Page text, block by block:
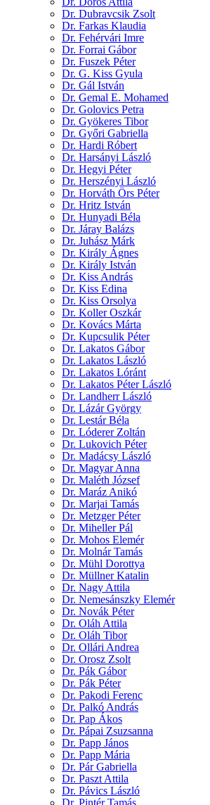
Dr. Dubravcsik Zsolt
Dr. Farkas Klaudia
Dr. Fehérvári Imre
Dr. Forrai Gábor
Dr. Fuszek Péter
Dr. G. Kiss Gyula
Dr. Gál István
Dr. Gemal E. Mohamed
Dr. Golovics Petra
Dr. Gyökeres Tibor
Dr. Győri Gabriella
Dr. Hardi Róbert
Dr. Harsányi László
Dr. Hegyi Péter
Dr. Herszényi László
Dr. Horváth Örs Péter
Dr. Hritz István
Dr. Hunyadi Béla
Dr. Járay Balázs
Dr. Juhász Márk
Dr. Király Ágnes
Dr. Király István
Dr. Kiss András
Dr. Kiss Edina
Dr. Kiss Orsolya
Dr. Koller Oszkár
Dr. Kovács Márta
Dr. Kupcsulik Péter
Dr. Lakatos Gábor
Dr. Lakatos László
Dr. Lakatos Lóránt
Dr. Lakatos Péter László
Dr. Landherr László
Dr. Lázár György
Dr. Lestár Béla
Dr. Lóderer Zoltán
Dr. Lukovich Péter
Dr. Madácsy László
Dr. Magyar Anna
Dr. Maléth József
Dr. Maráz Anikó
Dr. Marjai Tamás
Dr. Metzger Péter
Dr. Miheller Pál
Dr. Mohos Elemér
Dr. Molnár Tamás
Dr. Mühl Dorottya
Dr. Müllner Katalin
Dr. Nagy Attila
Dr. Nemesánszky Elemér
Dr. Novák Péter
Dr. Oláh Attila
Dr. Oláh Tibor
Dr. Ollári Andrea
Dr. Orosz Zsolt
Dr. Pák Gábor
Dr. Pák Péter
Dr. Pakodi Ferenc
Dr. Palkó András
Dr. Pap Ákos
Dr. Pápai Zsuzsanna
Dr. Papp János
Dr. Papp Mária
Dr. Pár Gabriella
Dr. Paszt Attila
Dr. Pávics László
Dr. Pintér Tamás